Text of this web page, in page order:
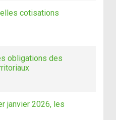
cotisations
obligations des
janvier 2026, les